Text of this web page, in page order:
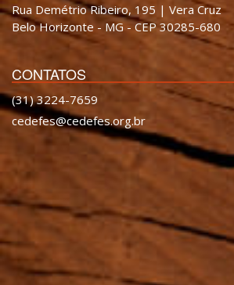
Rua Demétrio Ribeiro, 195 | Vera Cruz
Belo Horizonte - MG - CEP 30285-680
CONTATOS
(31) 3224-7659
cedefes@cedefes.org.br